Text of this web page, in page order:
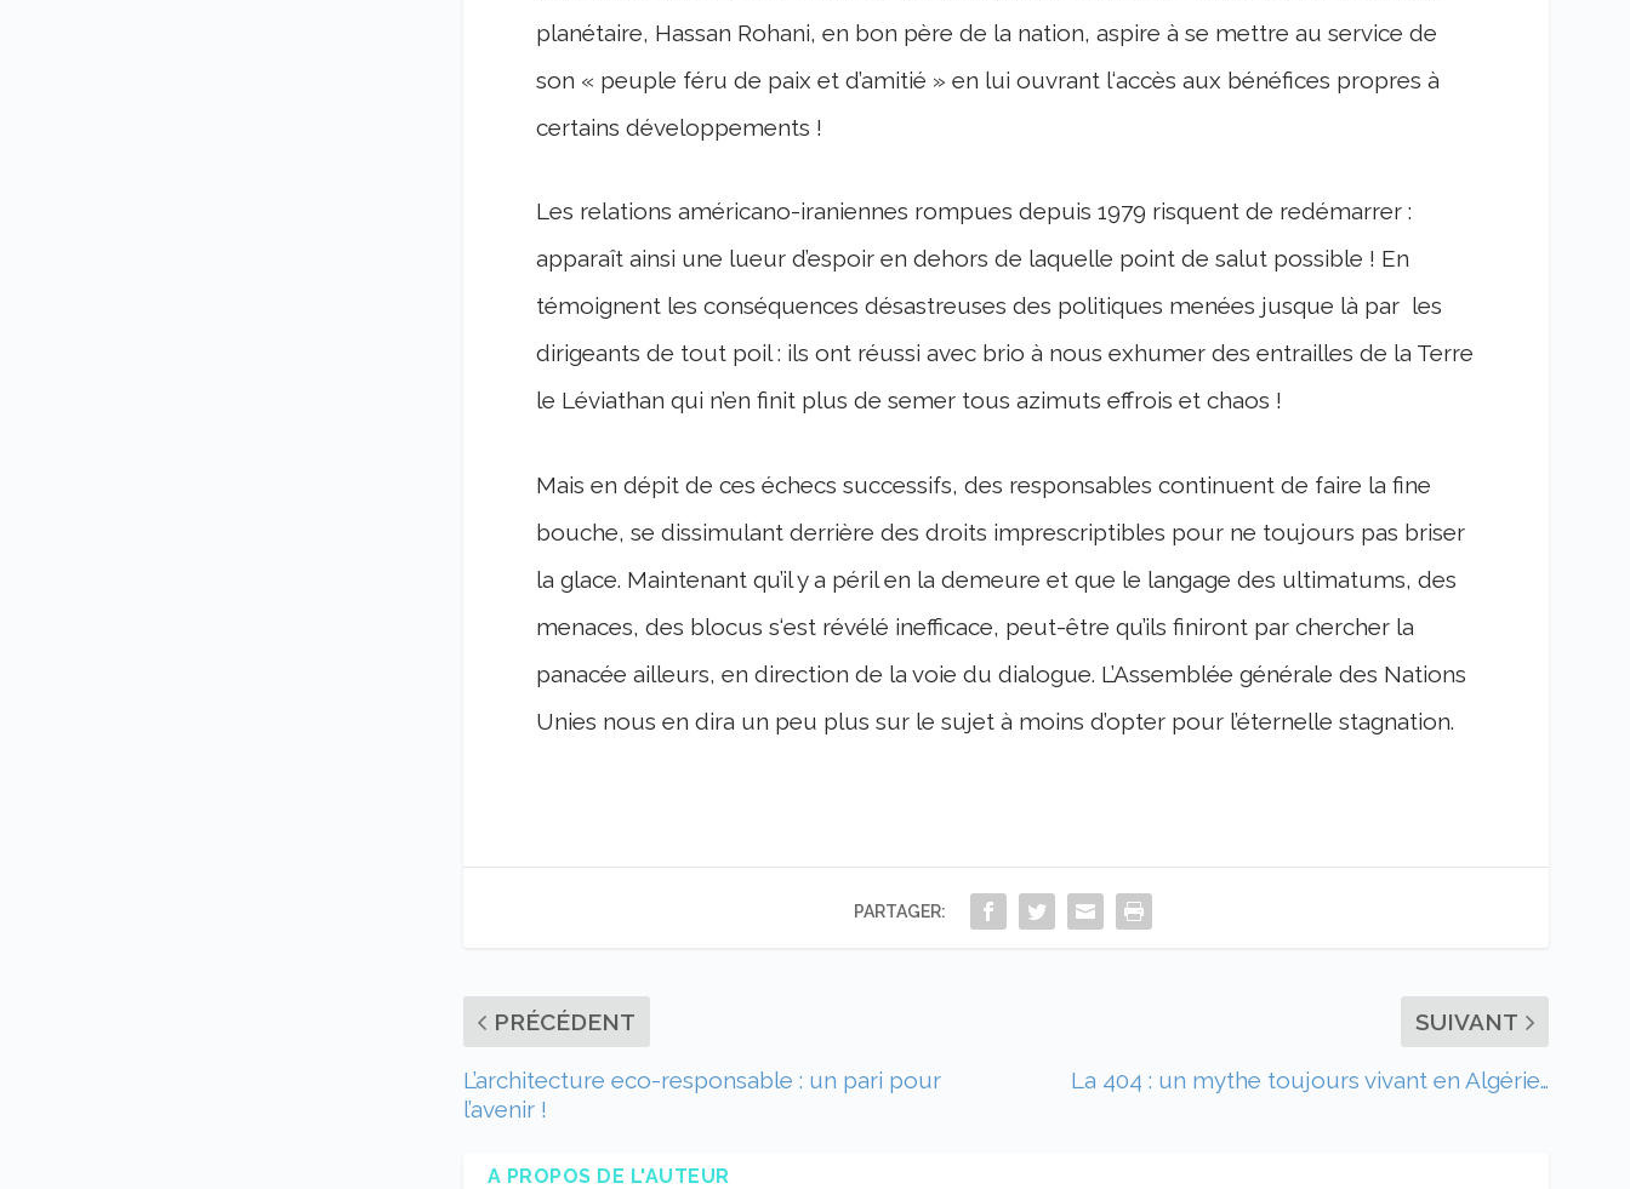
planétaire, Hassan Rohani, en bon père de la nation, aspire à se mettre au service de
son « peuple féru de paix et d’amitié » en lui ouvrant l‘accès aux bénéfices propres à
certains développements !
Les relations américano-iraniennes rompues depuis 1979 risquent de redémarrer :
apparaît ainsi une lueur d’espoir en dehors de laquelle point de salut possible ! En
témoignent les conséquences désastreuses des politiques menées jusque là par les
dirigeants de tout poil : ils ont réussi avec brio à nous exhumer des entrailles de la Terre
le Léviathan qui n’en finit plus de semer tous azimuts effrois et chaos !
Mais en dépit de ces échecs successifs, des responsables continuent de faire la fine
bouche, se dissimulant derrière des droits imprescriptibles pour ne toujours pas briser
la glace. Maintenant qu’il y a péril en la demeure et que le langage des ultimatums, des
menaces, des blocus s‘est révélé inefficace, peut-être qu’ils finiront par chercher la
panacée ailleurs, en direction de la voie du dialogue. L’Assemblée générale des Nations
Unies nous en dira un peu plus sur le sujet à moins d’opter pour l’éternelle stagnation.
PARTAGER:
PRÉCÉDENT
L’architecture eco-responsable : un pari pour
l’avenir !
SUIVANT
La 404 : un mythe toujours vivant en Algérie…
A PROPOS DE L'AUTEUR